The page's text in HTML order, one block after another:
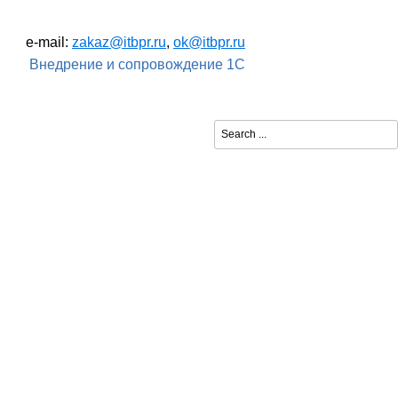
e-mail: zakaz@itbpr.ru, ok@itbpr.ru
Внедрение и сопровождение 1С
Search ...